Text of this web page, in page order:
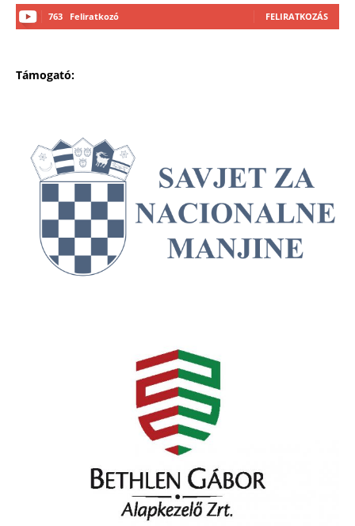
763 Feliratkozó FELIRATKOZÁS
Támogató: